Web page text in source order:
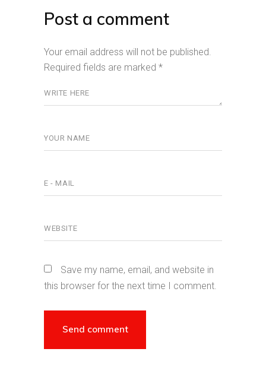
Post a comment
Your email address will not be published.
Required fields are marked *
Save my name, email, and website in
this browser for the next time I comment.